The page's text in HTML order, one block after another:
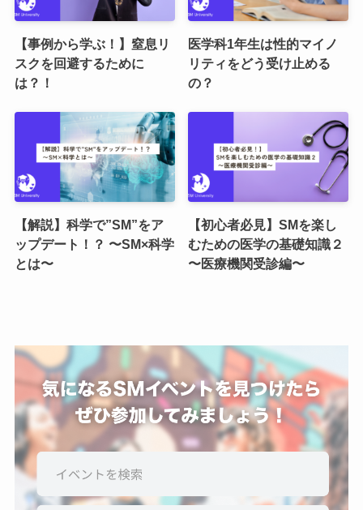
【事例から学ぶ！】窒息リ
スクを回避するために
は？！
医学科1年生は性的マイノ
リティをどう受け止める
の？
【解説】科学で”SM”をア
ップデート！？ 〜SM×科学
とは〜
【初心者必見】SMを楽し
むための医学の基礎知識２
〜医療機関受診編〜